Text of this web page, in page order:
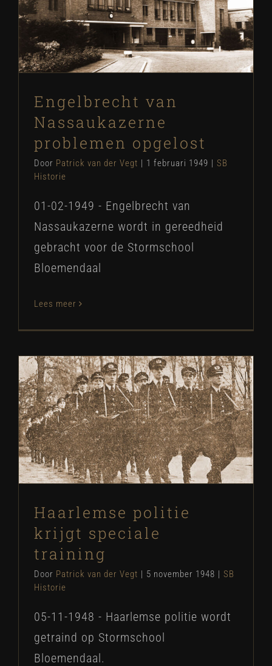
Engelbrecht van Nassaukazerne
problemen opgelost
SB Historie
Engelbrecht van
Nassaukazerne
problemen opgelost
Door Patrick van der Vegt | 1 februari 1949 | SB
Historie
01-02-1949 - Engelbrecht van
Nassaukazerne wordt in gereedheid
gebracht voor de Stormschool
Bloemendaal
Lees meer
Haarlemse politie krijgt speciale
training
SB Historie
Haarlemse politie
krijgt speciale
training
Door Patrick van der Vegt | 5 november 1948 | SB
Historie
05-11-1948 - Haarlemse politie wordt
getraind op Stormschool
Bloemendaal.